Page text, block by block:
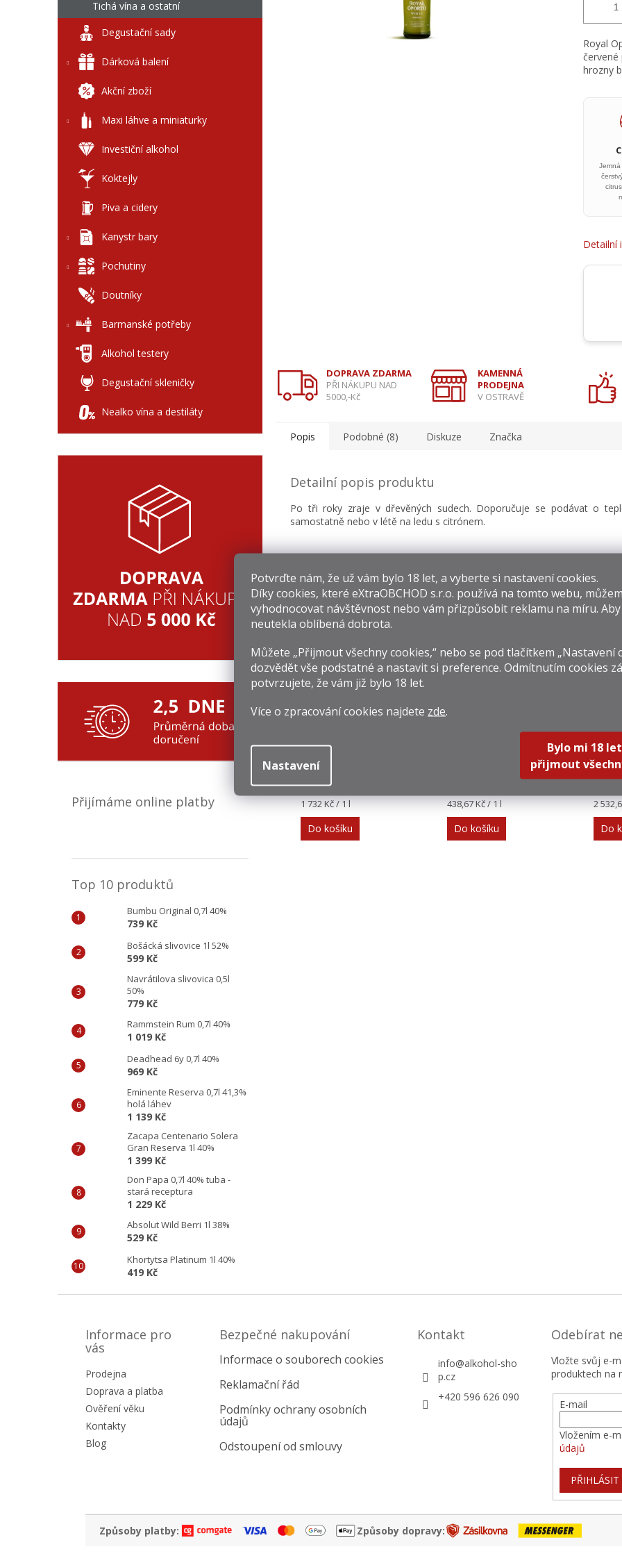
Potvrďte nám​​, že už vám bylo 18 let, a vyberte si nastavení cookies.
Díky cookies, které eXtraOBCHOD s.r.o. používá na tomto webu,
vyhodnocovat návštěvnost nebo vám přizpůsobit reklamu na míru. Aby
neutekla oblíbená dobrota.
Můžete „Přijmout všechny cookies,“ nebo se pod tlačítkem „Nastavení
dozvědět vše podstatné a nastavit si preference. Odmítnutím cookies
potvrzujete, že vám již bylo 18 let.
Více o zpracování cookies najdete zde.
Nastavení
Bylo mi 18
přijmout
Tichá vína a ostatní
Degustační sady
Dárková balení
Akční zboží
Maxi láhve a miniaturky
Investiční alkohol
Koktejly
Piva a cidery
Kanystr bary
Pochutiny
Doutníky
Barmanské potřeby
Alkohol testery
Degustační skleničky
Nealko vína a destiláty
Přijímáme online platby
Top 10 produktů
Bumbu Original 0,7l 40%
739 Kč
Bošácká slivovice 1l 52%
599 Kč
Navrátilova slivovica 0,5l
50%
779 Kč
Rammstein Rum 0,7l 40%
1 019 Kč
Deadhead 6y 0,7l 40%
969 Kč
Eminente Reserva 0,7l 41,3%
holá láhev
1 139 Kč
Zacapa Centenario Solera
Gran Reserva 1l 40%
1 399 Kč
Don Papa 0,7l 40% tuba -
stará receptura
1 229 Kč
Absolut Wild Berri 1l 38%
529 Kč
Khortytsa Platinum 1l 40%
419 Kč
Royal
hrozny
Detailní
DOPRAVA ZDARMA
PŘI NÁKUPU NAD
5000,-Kč
KAMENNÁ
PRODEJNA
V OSTRAVĚ
Popis Podobné (8) Diskuze Značka
Detailní popis produktu
Po tři roky zraje v dřevěných sudech. Doporučuje se podávat o
samostatně nebo v létě na ledu s citrónem.
Související produkty
Royal Oporto 20y
1 299 Kč
Měrná
cena:
1 732 Kč / 1 l
Do košíku
Měrná
cena:
438,67 Kč / 1 l
Do košíku
20%
3
Měrná
cena:
2
Do
Informace pro
vás
Prodejna
Doprava a platba
Ověření věku
Kontakty
Blog
Bezpečné nakupování
Informace o souborech cookies
Reklamační řád
Podmínky ochrany osobních
údajů
Odstoupení od smlouvy
Kontakt
info@alkohol-sho
p.cz
+420 596 626 090
Odebírat
Vložte svůj e-
produktech na
E-mail
Vložením e-
údajů
PŘIHLÁSIT
Způsoby platby: Způsoby dopravy: